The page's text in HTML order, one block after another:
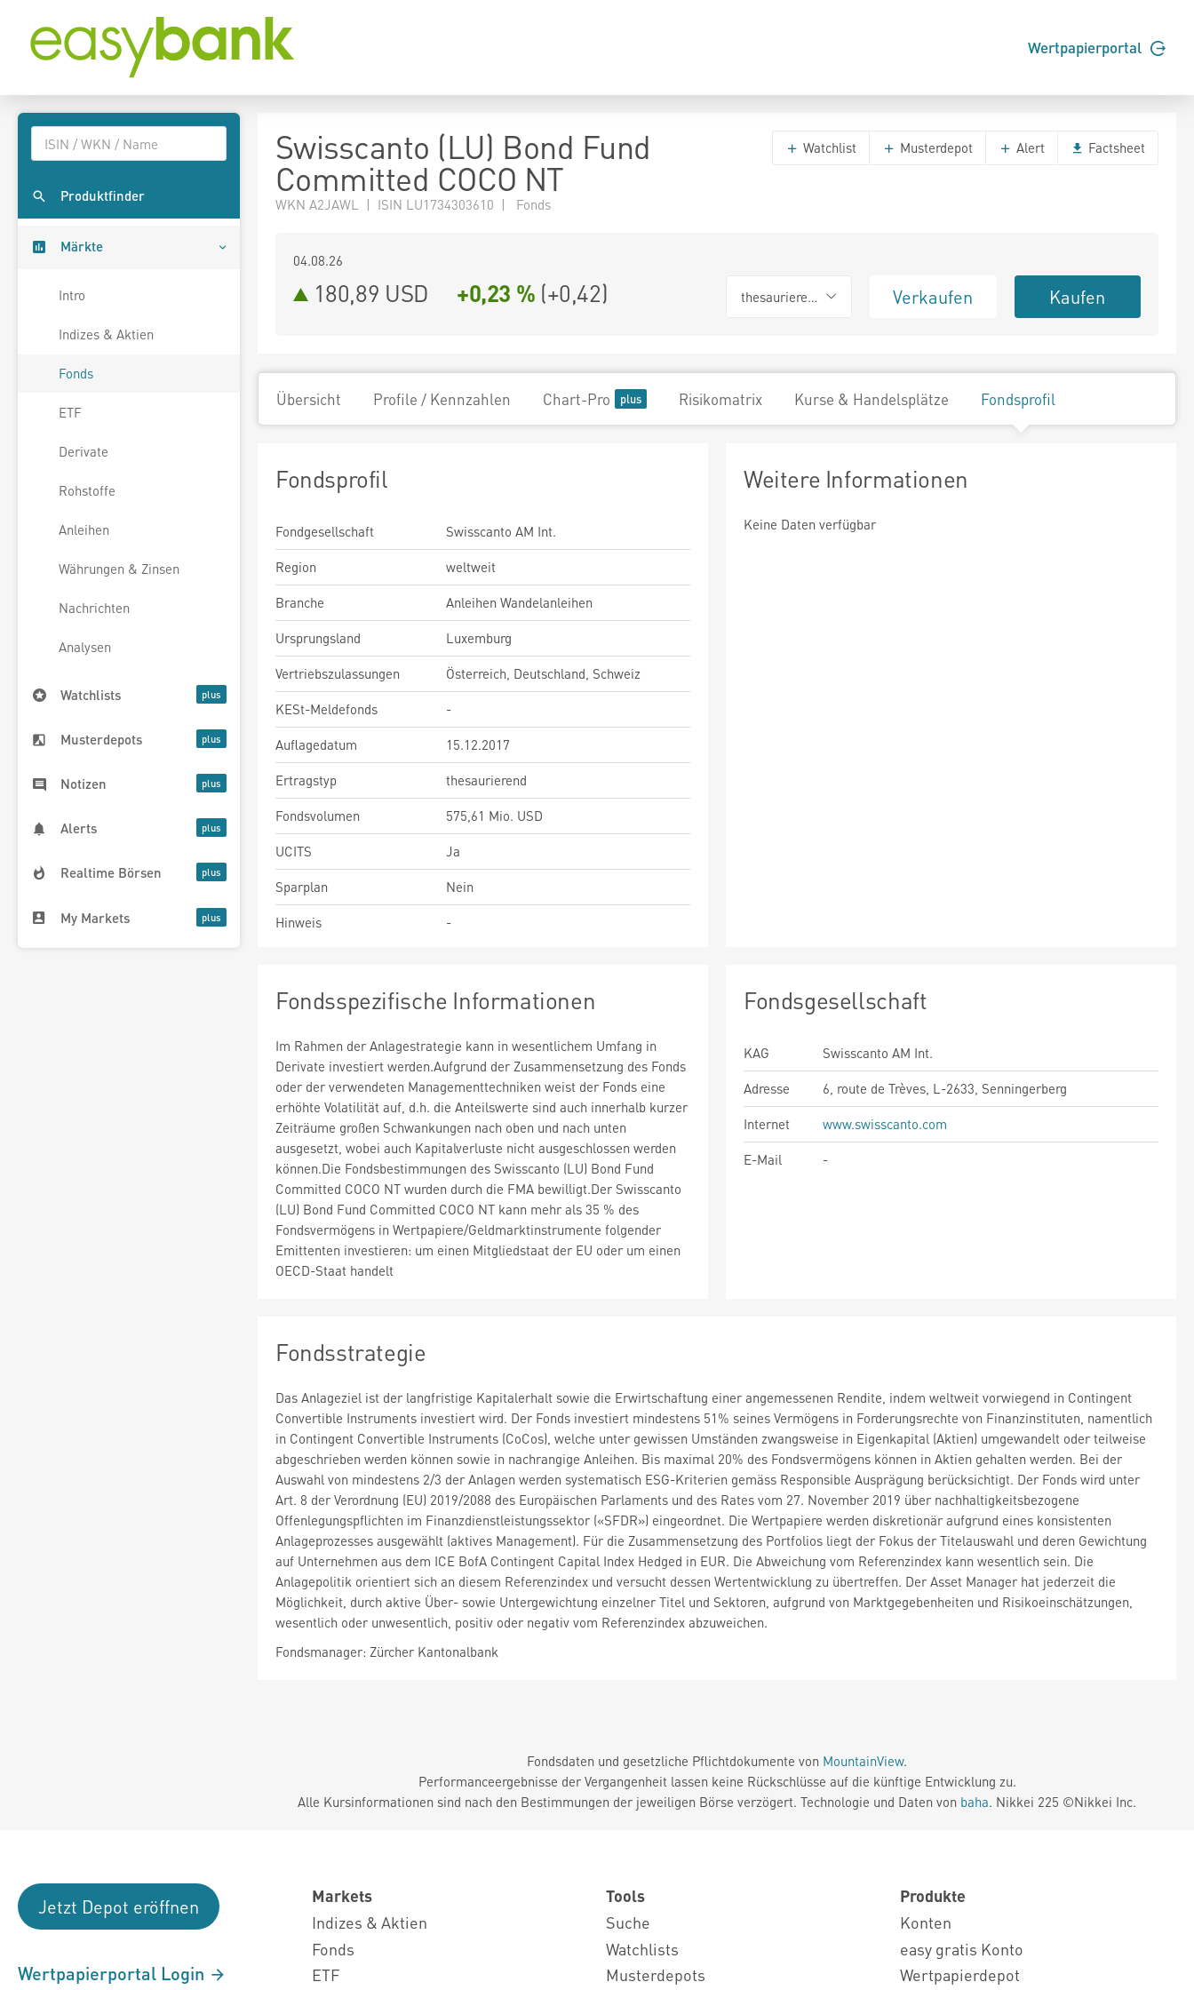
Wertpapierportal
Produktfinder
Märkte
Intro
Indizes & Aktien
Fonds
ETF
Derivate
Rohstoffe
Anleihen
Währungen & Zinsen
Nachrichten
Analysen
Watchlists
Musterdepots
Notizen
Alerts
Realtime Börsen
My Markets
Swisscanto (LU) Bond Fund
Committed COCO NT
WKN A2JAWL | ISIN LU1734303610 | Fonds
Watchlist Musterdepot Alert Factsheet
04.08.26
180,89 USD +0,23 % (+0,42) thesaurierend Verkaufen Kaufen
Übersicht Profile / Kennzahlen Chart-Pro Risikomatrix Kurse & Handelsplätze Fondsprofil
Fondsprofil
Fondgesellschaft
Swisscanto AM Int.
Region
weltweit
Branche
Anleihen Wandelanleihen
Ursprungsland
Luxemburg
Vertriebszulassungen
Österreich, Deutschland, Schweiz
KESt-Meldefonds
-
Auflagedatum
15.12.2017
Ertragstyp
thesaurierend
Fondsvolumen
575,61 Mio. USD
UCITS
Ja
Sparplan
Nein
Hinweis
-
Weitere Informationen
Keine Daten verfügbar
Fondsspezifische Informationen
Im Rahmen der Anlagestrategie kann in wesentlichem Umfang in
Derivate investiert werden.Aufgrund der Zusammensetzung des Fonds
oder der verwendeten Managementtechniken weist der Fonds eine
erhöhte Volatilität auf, d.h. die Anteilswerte sind auch innerhalb kurzer
Zeiträume großen Schwankungen nach oben und nach unten
ausgesetzt, wobei auch Kapitalverluste nicht ausgeschlossen werden
können.Die Fondsbestimmungen des Swisscanto (LU) Bond Fund
Committed COCO NT wurden durch die FMA bewilligt.Der Swisscanto
(LU) Bond Fund Committed COCO NT kann mehr als 35 % des
Fondsvermögens in Wertpapiere/Geldmarktinstrumente folgender
Emittenten investieren: um einen Mitgliedstaat der EU oder um einen
OECD-Staat handelt
Fondsgesellschaft
KAG
Swisscanto AM Int.
Adresse
6, route de Trèves, L-2633, Senningerberg
Internet
www.swisscanto.com
E-Mail
-
Fondsstrategie
Das Anlageziel ist der langfristige Kapitalerhalt sowie die Erwirtschaftung einer angemessenen Rendite, indem weltweit vorwiegend in Contingent
Convertible Instruments investiert wird. Der Fonds investiert mindestens 51% seines Vermögens in Forderungsrechte von Finanzinstituten, namentlich
in Contingent Convertible Instruments (CoCos), welche unter gewissen Umständen zwangsweise in Eigenkapital (Aktien) umgewandelt oder teilweise
abgeschrieben werden können sowie in nachrangige Anleihen. Bis maximal 20% des Fondsvermögens können in Aktien gehalten werden. Bei der
Auswahl von mindestens 2/3 der Anlagen werden systematisch ESG-Kriterien gemäss Responsible Ausprägung berücksichtigt. Der Fonds wird unter
Art. 8 der Verordnung (EU) 2019/2088 des Europäischen Parlaments und des Rates vom 27. November 2019 über nachhaltigkeitsbezogene
Offenlegungspflichten im Finanzdienstleistungssektor («SFDR») eingeordnet. Die Wertpapiere werden diskretionär aufgrund eines konsistenten
Anlageprozesses ausgewählt (aktives Management). Für die Zusammensetzung des Portfolios liegt der Fokus der Titelauswahl und deren Gewichtung
auf Unternehmen aus dem ICE BofA Contingent Capital Index Hedged in EUR. Die Abweichung vom Referenzindex kann wesentlich sein. Die
Anlagepolitik orientiert sich an diesem Referenzindex und versucht dessen Wertentwicklung zu übertreffen. Der Asset Manager hat jederzeit die
Möglichkeit, durch aktive Über- sowie Untergewichtung einzelner Titel und Sektoren, aufgrund von Marktgegebenheiten und Risikoeinschätzungen,
wesentlich oder unwesentlich, positiv oder negativ vom Referenzindex abzuweichen.
Fondsmanager: Zürcher Kantonalbank
Fondsdaten und gesetzliche Pflichtdokumente von MountainView.
Performanceergebnisse der Vergangenheit lassen keine Rückschlüsse auf die künftige Entwicklung zu.
Alle Kursinformationen sind nach den Bestimmungen der jeweiligen Börse verzögert. Technologie und Daten von baha. Nikkei 225 ©Nikkei Inc.
Jetzt Depot eröffnen
Wertpapierportal Login
Markets
Indizes & Aktien
Fonds
ETF
Tools
Suche
Watchlists
Musterdepots
Produkte
Konten
easy gratis Konto
Wertpapierdepot